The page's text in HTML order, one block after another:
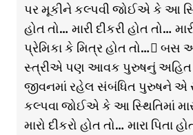
પર મૂકીને કલ્પવી જોઈએ કે આ
હોત તો… મારી દીકરી હોત તો…
પ્રેમિકા કે મિત્ર હોત તો… બસ
સ્ત્રીએ પણ આવક પુરુષનું અહિત
જીવનમાં રહેલ સંબંધિત પુરુષને એ
કલ્પવા જોઈએ કે આ સ્થિતિમાં
મારો દીકરો હોત તો… મારા પિતા